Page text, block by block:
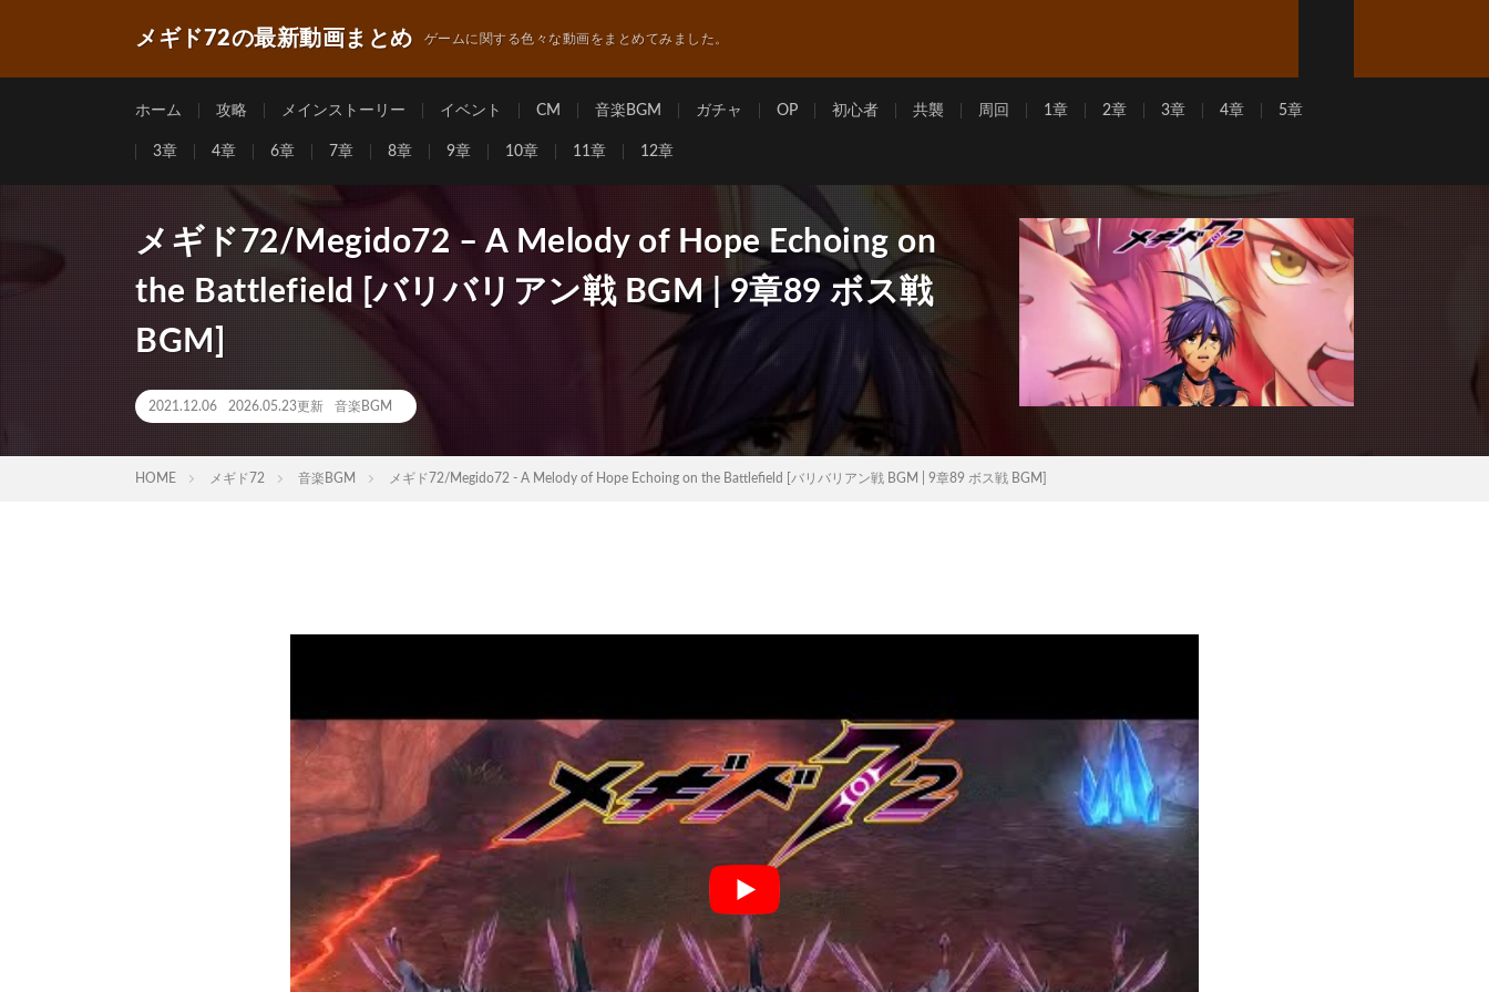
メギド72の最新動画まとめ ゲームに関する色々な動画をまとめてみました。
ホーム 攻略 メインストーリー イベント CM 音楽BGM ガチャ OP 初心者 共襲 周回 1章 2章 3章 4章 5章
3章 4章 6章 7章 8章 9章 10章 11章 12章
メギド72/Megido72 – A Melody of Hope Echoing on
the Battlefield [バリバリアン戦 BGM | 9章89 ボス戦
BGM]
2021.12.06 2026.05.23更新 音楽BGM
HOME メギド72 音楽BGM メギド72/Megido72 - A Melody of Hope Echoing on the Battlefield [バリバリアン戦 BGM | 9章89 ボス戦 BGM]